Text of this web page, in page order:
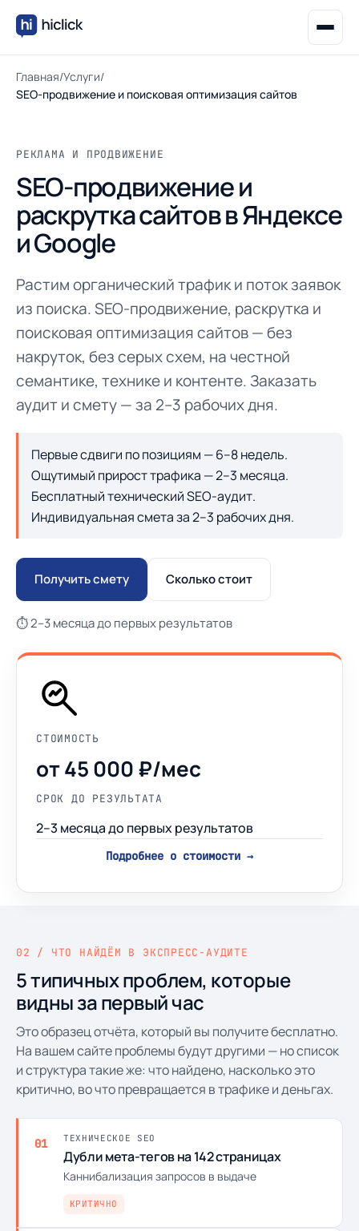
Главная/Услуги/
SEO-продвижение и поисковая оптимизация сайтов
РЕКЛАМА И ПРОДВИЖЕНИЕ
SEO-продвижение и
раскрутка сайтов в Яндексе
и Google
Растим органический трафик и поток заявок
из поиска. SEO-продвижение, раскрутка и
поисковая оптимизация сайтов — без
накруток, без серых схем, на честной
семантике, технике и контенте. Заказать
аудит и смету — за 2–3 рабочих дня.
Первые сдвиги по позициям — 6–8 недель.
Ощутимый прирост трафика — 2–3 месяца.
Бесплатный технический SEO-аудит.
Индивидуальная смета за 2–3 рабочих дня.
Получить смету Сколько стоит
⏱ 2–3 месяца до первых результатов
СТОИМОСТЬ
от 45 000 ₽/мес
СРОК ДО РЕЗУЛЬТАТА
2–3 месяца до первых результатов
Подробнее о стоимости →
02 / ЧТО НАЙДЁМ В ЭКСПРЕСС-АУДИТЕ
5 типичных проблем, которые
видны за первый час
Это образец отчёта, который вы получите бесплатно.
На вашем сайте проблемы будут другими — но список
и структура такие же: что найдено, насколько это
критично, во что превращается в трафике и деньгах.
01 ТЕХНИЧЕСКОЕ SEO
Дубли мета-тегов на 142 страницах
Каннибализация запросов в выдаче
КРИТИЧНО